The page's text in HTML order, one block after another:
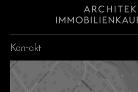
Kontakt